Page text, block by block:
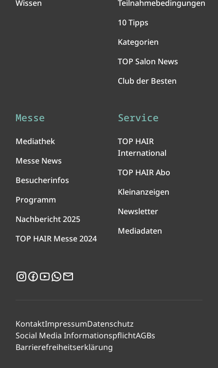
Wissen
Teilnahmebedingungen
10 Tipps
Kategorien
TOP Salon News
Club der Besten
Messe
Mediathek
Messe News
Besucherinfos
Programm
Nachbericht 2025
TOP HAIR Messe 2024
Service
TOP HAIR
International
TOP HAIR Abo
Kleinanzeigen
Newsletter
Mediadaten
Instagram
Facebook
YouTubeWhatsApp
KontaktImpressumDatenschutz
Social Media InformationspflichtAGBs
Barrierefreiheitserklärung